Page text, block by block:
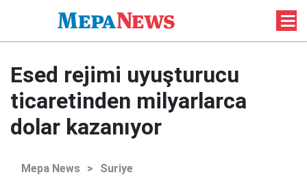
Esed rejimi uyuşturucu
ticaretinden milyarlarca
dolar kazanıyor
Mepa News > Suriye